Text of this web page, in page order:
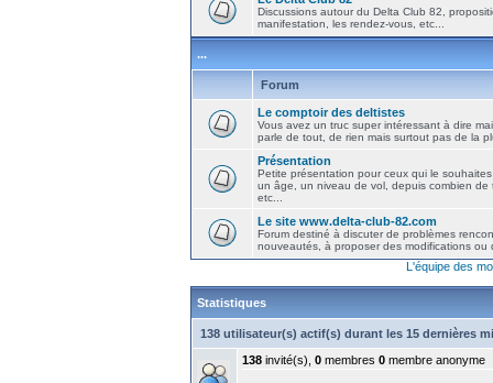
Discussions autour du Delta Club 82,
manifestation, les rendez-vous, etc...
...
Forum
Le comptoir des deltistes
Vous avez un truc super intéressant à dire
parle de tout, de rien mais surtout pas de la
Présentation
Petite présentation pour ceux qui le
un âge, un niveau de vol, depuis combien de
etc...
Le site www.delta-club-82.com
Forum destiné à discuter de problèmes
nouveautés, à proposer des modifications ou
L'équipe des
Statistiques
138 utilisateur(s) actif(s) durant les 15 dernières
138 invité(s), 0 membres 0 membre anonyme